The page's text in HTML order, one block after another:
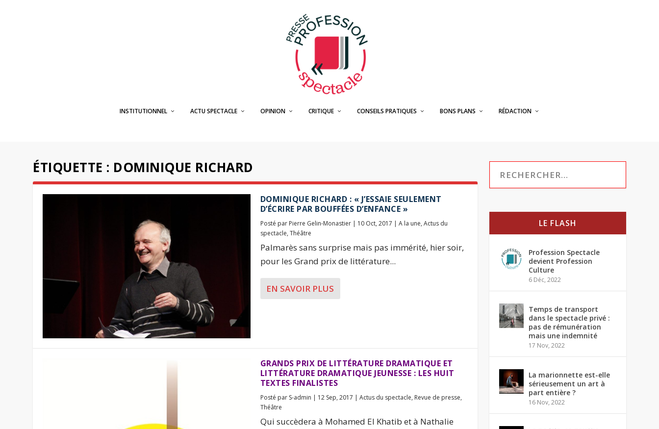
INSTITUTIONNEL ACTU SPECTACLE OPINION CRITIQUE CONSEILS PRATIQUES BONS PLANS RÉDACTION
ÉTIQUETTE : DOMINIQUE RICHARD
DOMINIQUE RICHARD : « J’ESSAIE SEULEMENT
D’ÉCRIRE PAR BOUFFÉES D’ENFANCE »
Posté par Pierre Gelin-Monastier| 10 Oct, 2017 | A la une, Actus du
spectacle, Théâtre
Palmarès sans surprise mais pas immérité, hier soir,
pour les Grand prix de littérature...
EN SAVOIR PLUS
GRANDS PRIX DE LITTÉRATURE DRAMATIQUE ET
LITTÉRATURE DRAMATIQUE JEUNESSE : LES HUIT
TEXTES FINALISTES
Posté par S-admin | 12 Sep, 2017 | Actus du spectacle, Revue de presse,
Théâtre
Qui succèdera à Mohamed El Khatib et à Nathalie
LE FLASH
Profession Spectacle
devient Profession
Culture
6 Déc, 2022
Temps de transport
dans le spectacle privé :
pas de rémunération
mais une indemnité
17 Nov, 2022
La marionnette est-elle
sérieusement un art à
part entière ?
16 Nov, 2022